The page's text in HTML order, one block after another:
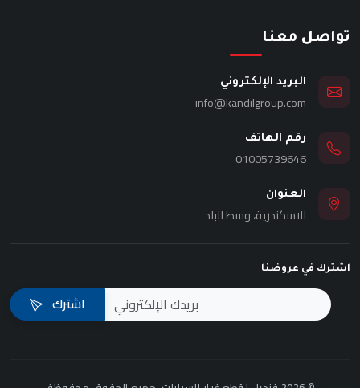
تواصل معنا
البريد الإلكتروني
info@kandilgroup.com
رقم الهاتف
01005739646
العنوان
الاسكندرية، وسط البلد
اشترك في عروضنا
اشترك